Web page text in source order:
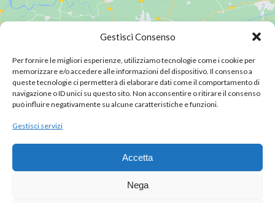
Gestisci Consenso
Per fornire le migliori esperienze, utilizziamo tecnologie come i cookie per
memorizzare e/o accedere alle informazioni del dispositivo. Il consenso a
queste tecnologie ci permetterà di elaborare dati come il comportamento di
navigazione o ID unici su questo sito. Non acconsentire o ritirare il consenso
può influire negativamente su alcune caratteristiche e funzioni.
Gestisci servizi
Accetta
Nega
Fai clic su "Accetto" per abilitare Google
maps
Cookie Policy
Accetto